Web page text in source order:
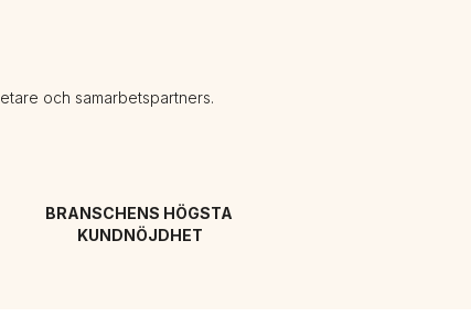
och samarbetspartners.
BRANSCHENS HÖGSTA
KUNDNÖJDHET